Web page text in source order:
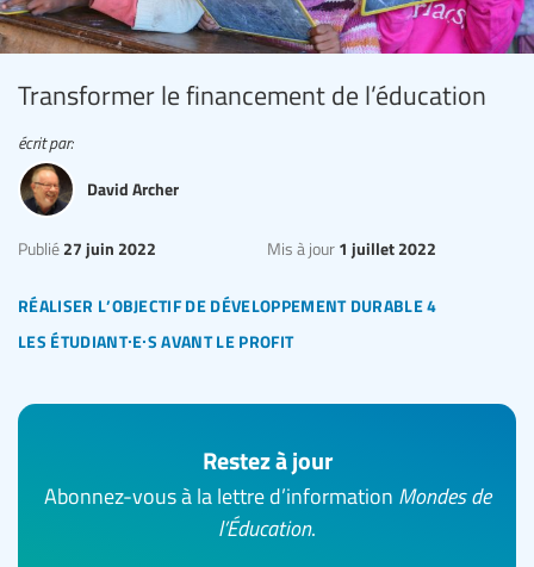
Transformer le financement de l’éducation
réaliser l’objectif de développement durable 4
les étudiant∙e∙s avant le profit
Publié 27 juin 2022 Mis à jour 1 juillet 2022
écrit par:
David Archer
Restez à jour
Abonnez-vous à la lettre d’information Mondes de
l’Éducation.